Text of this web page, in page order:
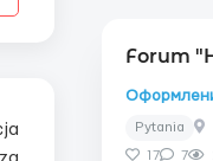
Forum
Pytania
17 7